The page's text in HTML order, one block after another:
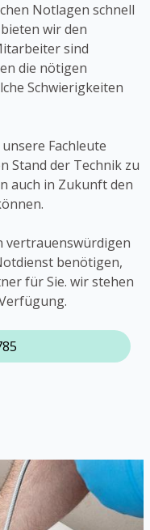
Notlagen schnell
wir den
sind
die nötigen
Schwierigkeiten
Fachleute
Stand der Technik zu
auch in Zukunft den
vertrauenswürdigen
benötigen,
für Sie. wir stehen